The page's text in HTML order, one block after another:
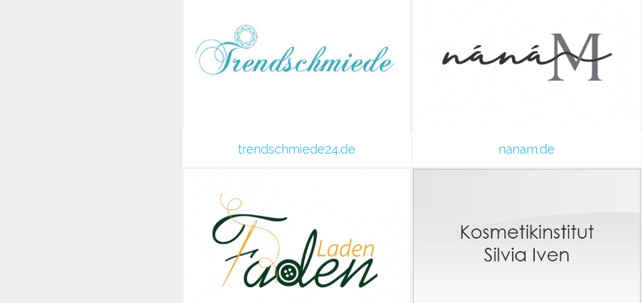
trendschmiede24.de nanam.de